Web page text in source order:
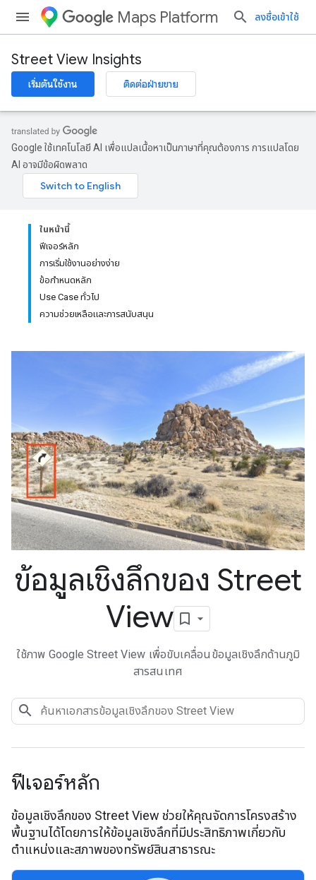
Maps Platform ลงชื่อเข้าใช้
Street View Insights
เริ่มต้นใช้งาน ติดต่อฝ่ายขาย
Google ใช้เทคโนโลยี AI เพื่อแปลเนื้อหาเป็นภาษาที่คุณต้องการ การแปลโดย
AI อาจมีข้อผิดพลาด
ในหน้านี้
ฟีเจอร์หลัก
การเริ่มใช้งานอย่างง่าย
ข้อกำหนดหลัก
Use Case ทั่วไป
ความช่วยเหลือและการสนับสนุน
ข้อมูลเชิงลึกของ Street
View
ใช้ภาพ Google Street View เพื่อขับเคลื่อนข้อมูลเชิงลึกด้านภูมิ
สารสนเทศ
ฟีเจอร์หลัก
ข้อมูลเชิงลึกของ Street View ช่วยให้คุณจัดการโครงสร้าง
พื้นฐานได้โดยการให้ข้อมูลเชิงลึกที่มีประสิทธิภาพเกี่ยวกับ
ตำแหน่งและสภาพของทรัพย์สินสาธารณะ